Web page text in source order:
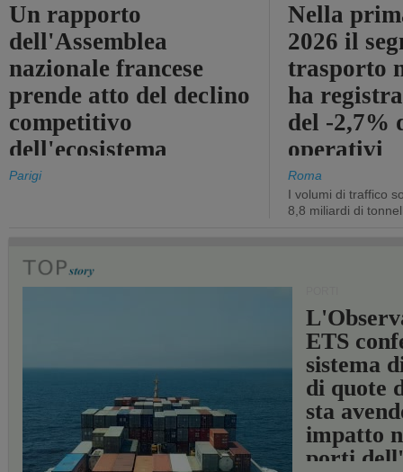
Un rapporto
dell'Assemblea
nazionale francese
prende atto del declino
competitivo
dell'ecosistema
portuale statale
Parigi
Nella
2026 il
trasporto
ha
del -2,7%
operativi
Roma
I volumi di traffico
8,8 miliardi di
ETS
sistema
di quote
sta
impatto
porti